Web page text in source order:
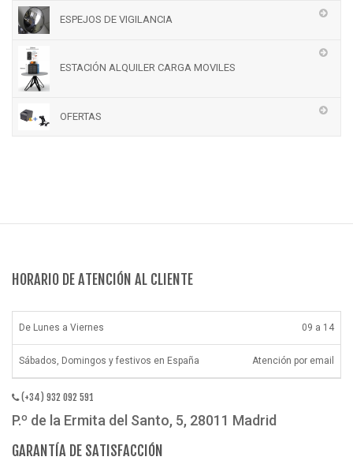
ESPEJOS DE VIGILANCIA
ESTACIÓN ALQUILER CARGA MOVILES
OFERTAS
HORARIO DE ATENCIÓN AL CLIENTE
De Lunes a Viernes 09 a 14
Sábados, Domingos y festivos en España Atención por email
(+34) 932 092 591
P.º de la Ermita del Santo, 5, 28011 Madrid
GARANTÍA DE SATISFACCIÓN